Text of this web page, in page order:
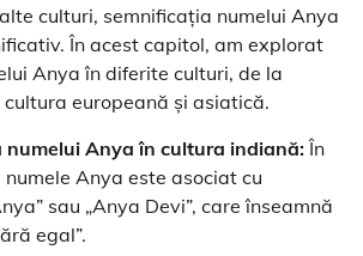
culturi, semnificația numelui Anya
În acest capitol, am explorat
Anya în diferite culturi, de la
europeană și asiatică.
numelui Anya în cultura indiană: În
Anya este asociat cu
sau „Anya Devi”, care înseamnă
egal”.